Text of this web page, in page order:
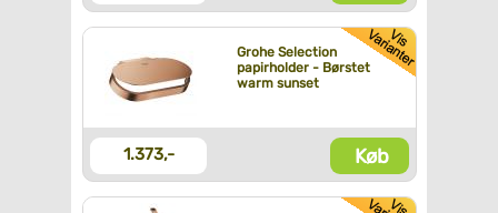
Grohe Selection
papirholder - Børstet
warm sunset
1.373,- Køb